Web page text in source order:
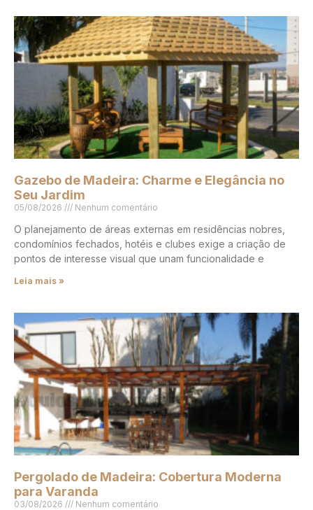
Gazebo de Madeira: Charme e Elegância no
Seu Jardim
05/08/2026 Nenhum comentário
O planejamento de áreas externas em residências nobres,
condomínios fechados, hotéis e clubes exige a criação de
pontos de interesse visual que unam funcionalidade e
Leia mais »
Pergolado de Madeira: Cobertura Moderna
para Varanda
03/08/2026 Nenhum comentário